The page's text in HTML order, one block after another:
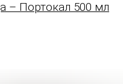
– Портокал 500 мл